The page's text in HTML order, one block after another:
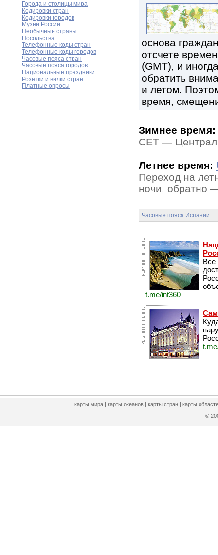
Города и столицы мира
Кодировки стран
Кодировки городов
Музеи России
Необычные страны
Посольства
Телефонные коды стран
Телефонные коды городов
Часовые пояса стран
Часовые пояса городов
Национальные праздники
Розетки и вилки стран
Платные опросы
основа
отсчете
(GMT), и
обратить
и летом.
время,
Зимнее время:
CET —
Летнее время:
Переход на
ночи, обратно
Часовые пояса Испании
Все
t.me/int360
карты мира| карты океанов| карты стран| карты
©